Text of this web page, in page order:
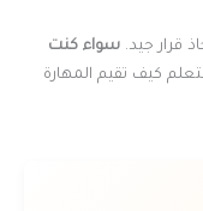
قرار جيد. سواء كنت
كيف تقيم المهارة